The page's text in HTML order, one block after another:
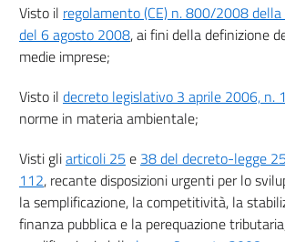
Visto il regolamento (CE) n. 800/2008 della
del 6 agosto 2008, ai fini della definizione
medie imprese;
Visto il decreto legislativo 3 aprile 2006, n.
norme in materia ambientale;
Visti gliarticoli 25 e 38 del decreto-legge
112, recante disposizioni urgenti per lo
la semplificazione, la competitività, la
finanza pubblica e la perequazione